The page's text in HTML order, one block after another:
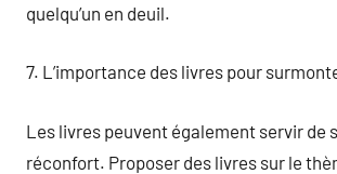
quelqu’un en deuil.
7. L’importance des livres pour
Les livres peuvent également servir de
réconfort. Proposer des livres sur le